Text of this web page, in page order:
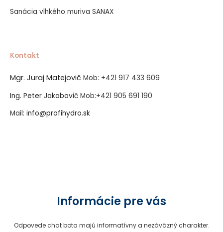
Sanácia vlhkého muriva SANAX
Kontakt
Mgr. Juraj Matejovič Mob: +421 917 433 609
Ing. Peter Jakabovič Mob:+421 905 691 190
Mail: info@profihydro.sk
Informácie pre vás
Odpovede chat bota majú informatívny a nezáväzný charakter.